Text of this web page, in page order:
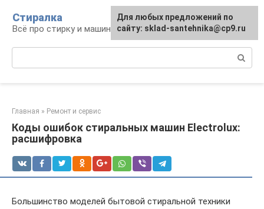
контенту
Стиралка
Всё про стирку и машинки
Главная » Ремонт и сервис
Коды ошибок стиральных машин Electrolux:
расшифровка
Большинство моделей бытовой стиральной техники
Для любых предложений по
сайту: sklad-santehnika@cp9.ru